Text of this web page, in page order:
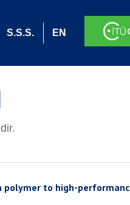
S.S.S. EN
polymer to high-